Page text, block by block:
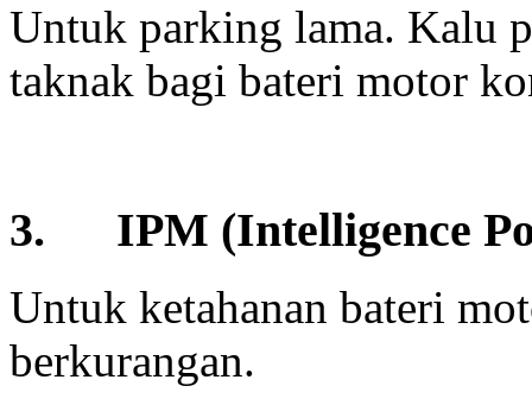
Untuk parking lama. Kalu
taknak bagi bateri motor
3. IPM (Intelligence
Untuk ketahanan bateri
berkurangan.